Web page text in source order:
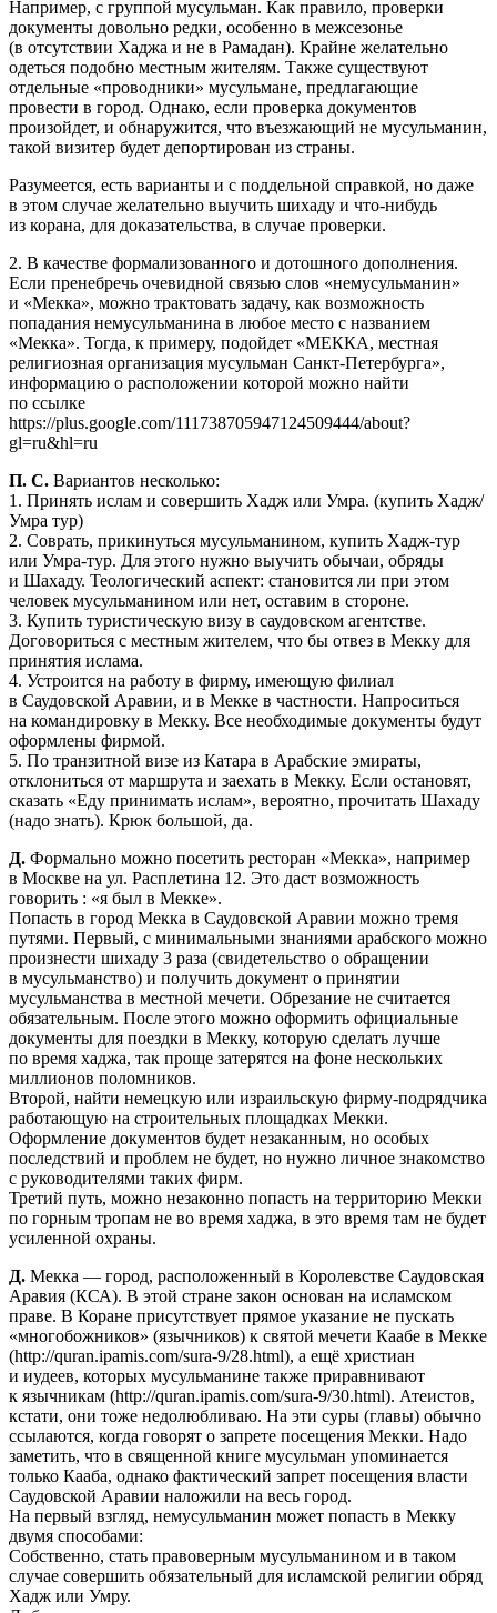
Например, с группой мусульман. Как правило, проверки
документы довольно редки, особенно в межсезонье
(в отсутствии Хаджа и не в Рамадан). Крайне желательно
одеться подобно местным жителям. Также существуют
отдельные «проводники» мусульмане, предлагающие
провести в город. Однако, если проверка документов
произойдет, и обнаружится, что въезжающий не мусульманин,
такой визитер будет депортирован из страны.
Разумеется, есть варианты и с поддельной справкой, но даже
в этом случае желательно выучить шихаду и что-нибудь
из корана, для доказательства, в случае проверки.
2. В качестве формализованного и дотошного дополнения.
Если пренебречь очевидной связью слов «немусульманин»
и «Мекка», можно трактовать задачу, как возможность
попадания немусульманина в любое место с названием
«Мекка». Тогда, к примеру, подойдет «МЕККА, местная
религиозная организация мусульман Санкт-Петербурга»,
информацию о расположении которой можно найти
по ссылке
https://plus.google.com/111738705947124509444/about?
gl=ru&hl=ru
П. С. Вариантов несколько:
1. Принять ислам и совершить Хадж или Умра. (купить Хадж/
Умра тур)
2. Соврать, прикинуться мусульманином, купить Хадж-тур
или Умра-тур. Для этого нужно выучить обычаи, обряды
и Шахаду. Теологический аспект: становится ли при этом
человек мусульманином или нет, оставим в стороне.
3. Купить туристическую визу в саудовском агентстве.
Договориться с местным жителем, что бы отвез в Мекку для
принятия ислама.
4. Устроится на работу в фирму, имеющую филиал
в Саудовской Аравии, и в Мекке в частности. Напроситься
на командировку в Мекку. Все необходимые документы будут
оформлены фирмой.
5. По транзитной визе из Катара в Арабские эмираты,
отклониться от маршрута и заехать в Мекку. Если остановят,
сказать «Еду принимать ислам», вероятно, прочитать Шахаду
(надо знать). Крюк большой, да.
Д. Формально можно посетить ресторан «Мекка», например
в Москве на ул. Расплетина 12. Это даст возможность
говорить : «я был в Мекке».
Попасть в город Мекка в Саудовской Аравии можно тремя
путями. Первый, с минимальными знаниями арабского можно
произнести шихаду 3 раза (свидетельство о обращении
в мусульманство) и получить документ о принятии
мусульманства в местной мечети. Обрезание не считается
обязательным. После этого можно оформить официальные
документы для поездки в Мекку, которую сделать лучше
по время хаджа, так проще затерятся на фоне нескольких
миллионов поломников.
Второй, найти немецкую или израильскую фирму-подрядчика
работающую на строительных площадках Мекки.
Оформление документов будет незаканным, но особых
последствий и проблем не будет, но нужно личное знакомство
с руководителями таких фирм.
Третий путь, можно незаконно попасть на территорию Мекки
по горным тропам не во время хаджа, в это время там не будет
усиленной охраны.
Д. Мекка — город, расположенный в Королевстве Саудовская
Аравия (КСА). В этой стране закон основан на исламском
праве. В Коране присутствует прямое указание не пускать
«многобожников» (язычников) к святой мечети Каабе в Мекке
(http://quran.ipamis.com/sura-9/28.html), а ещё христиан
и иудеев, которых мусульманине также приравнивают
к язычникам (http://quran.ipamis.com/sura-9/30.html). Атеистов,
кстати, они тоже недолюбливаю. На эти суры (главы) обычно
ссылаются, когда говорят о запрете посещения Мекки. Надо
заметить, что в священной книге мусульман упоминается
только Кааба, однако фактический запрет посещения власти
Саудовской Аравии наложили на весь город.
На первый взгляд, немусульманин может попасть в Мекку
двумя способами:
Собственно, стать правоверным мусульманином и в таком
случае совершить обязательный для исламской религии обряд
Хадж или Умру.